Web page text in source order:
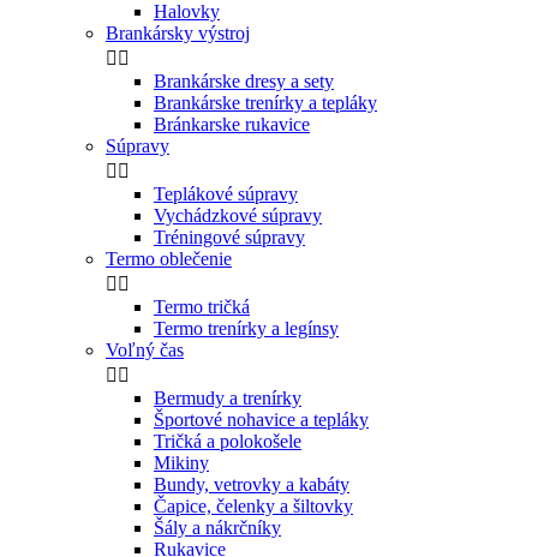
Halovky
Brankársky výstroj
 
Brankárske dresy a sety
Brankárske trenírky a tepláky
Bránkarske rukavice
Súpravy
 
Teplákové súpravy
Vychádzkové súpravy
Tréningové súpravy
Termo oblečenie
 
Termo tričká
Termo trenírky a legínsy
Voľný čas
 
Bermudy a trenírky
Športové nohavice a tepláky
Tričká a polokošele
Mikiny
Bundy, vetrovky a kabáty
Čapice, čelenky a šiltovky
Šály a nákrčníky
Rukavice